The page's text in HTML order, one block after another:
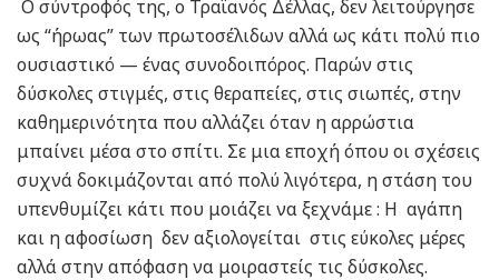
Ο σύντροφός της, ο Τραϊανός Δέλλας, δεν λειτούργησε
ως “ήρωας” των πρωτοσέλιδων αλλά ως κάτι πολύ πιο
ουσιαστικό — ένας συνοδοιπόρος. Παρών στις
δύσκολες στιγμές, στις θεραπείες, στις σιωπές, στην
καθημερινότητα που αλλάζει όταν η αρρώστια
μπαίνει μέσα στο σπίτι. Σε μια εποχή όπου οι σχέσεις
συχνά δοκιμάζονται από πολύ λιγότερα, η στάση του
υπενθυμίζει κάτι που μοιάζει να ξεχνάμε : Η αγάπη
και η αφοσίωση δεν αξιολογείται στις εύκολες μέρες
αλλά στην απόφαση να μοιραστείς τις δύσκολες.